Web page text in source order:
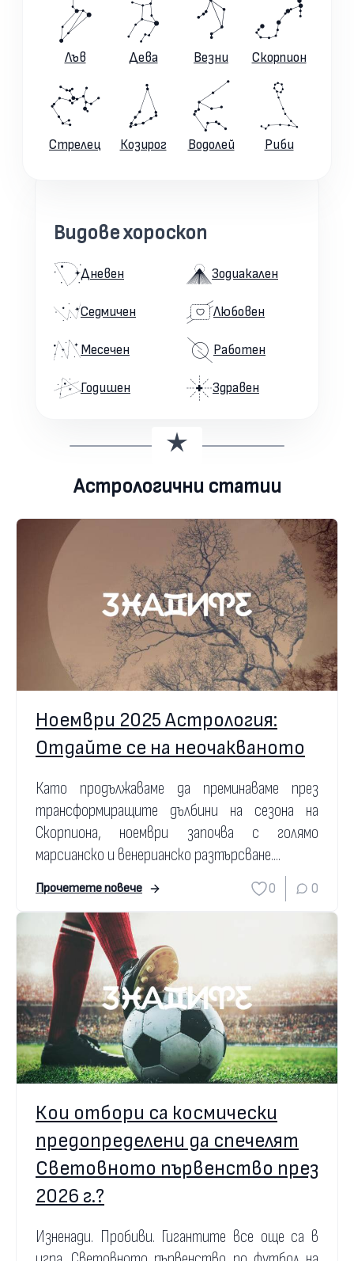
Лъв Дева Везни Скорпион
Стрелец Козирог Водолей Риби
Видове хороскоп
Дневен
Седмичен
Месечен
Годишен
Зодиакален
Любовен
Работен
Здравен
Астрологични статии
Ноември 2025 Астрология:
Отдайте се на неочакваното
Като продължаваме да преминаваме през
трансформиращите дълбини на сезона на
Скорпиона, ноември започва с голямо
марсианско и венерианско разтърсване....
Прочетете повече 0 0
Кои отбори са космически
предопределени да спечелят
Световното първенство през
2026 г.?
Изненади. Пробиви. Гигантите все още са в